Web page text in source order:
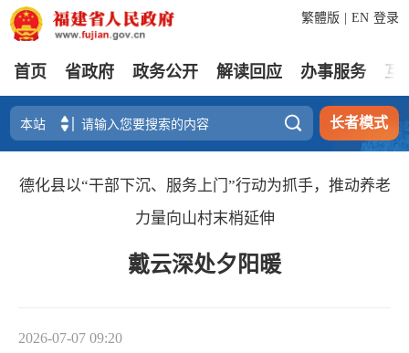
登录
繁體版 EN
首页 省政府 政务公开 解读回应 办事服务 互
 长者模式
德化县以“干部下沉、服务上门”行动为抓手，推动养老
力量向山村末梢延伸
戴云深处夕阳暖
2026-07-07 09:20